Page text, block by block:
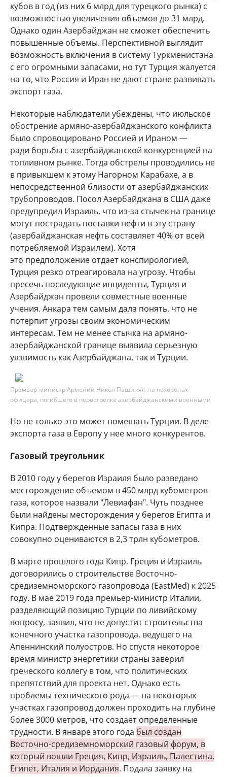
кубов в год (из них 6 млрд для турецкого рынка) с
возможностью увеличения объемов до 31 млрд.
Однако один Азербайджан не сможет обеспечить
повышенные объемы. Перспективной выглядит
возможность включения в систему Туркменистана
с его огромными запасами, но тут Турция жалуется
на то, что Россия и Иран не дают стране развивать
экспорт газа.
Некоторые наблюдатели убеждены, что июльское
обострение армяно-азербайджанского конфликта
было спровоцировано Россией и Ираном —
ради борьбы с азербайджанской конкуренцией на
топливном рынке. Тогда обстрелы проводились не
в привыкшем к этому Нагорном Карабахе, а в
непосредственной близости от азербайджанских
трубопроводов. Посол Азербайджана в США даже
предупредил Израиль, что из-за стычек на границе
могут пострадать поставки нефти в эту страну
(азербайджанская нефть составляет 40% от всей
потребляемой Израилем). Хотя
это предположение отдает конспирологией,
Турция резко отреагировала на угрозу. Чтобы
пресечь последующие инциденты, Турция и
Азербайджан провели совместные военные
учения. Анкара тем самым дала понять, что не
потерпит угрозы своим экономическим
интересам. Тем не менее стычка на армяно-
азербайджанской границе выявила серьезную
уязвимость как Азербайджана, так и Турции.
Премьер-министр Армении Никол Пашинян на похоронах
офицера, погибшего в перестрелке азербайджанскими военными
Но не только это может помешать Турции. В деле
экспорта газа в Европу у нее много конкурентов.
Газовый треугольник
В 2010 году у берегов Израиля было разведано
месторождение объемом в 450 млрд кубометров
газа, которое назвали "Левиафан". Чуть позднее
были найдены месторождения у берегов Египта и
Кипра. Подтвержденные запасы газа в них
совокупно оцениваются в 2,3 трлн кубометров.
В марте прошлого года Кипр, Греция и Израиль
договорились о строительстве Восточно-
средиземноморского газопровода (EastMed) к 2025
году. В мае 2019 года премьер-министр Италии,
разделяющий позицию Турции по ливийскому
вопросу, заявил, что не допустит строительства
конечного участка газопровода, ведущего на
Апеннинский полуостров. Но спустя некоторое
время министр энергетики страны заверил
греческого коллегу в том, что политических
препятствий для проекта нет. Однако есть
проблемы технического рода — на некоторых
участках газопровод должен проходить на глубине
более 3000 метров, что создает определенные
трудности. В январе этого года был создан
Восточно-средиземноморский газовый форум, в
который вошли Греция, Кипр, Израиль, Палестина,
Египет, Италия и Иордания. Подала заявку на